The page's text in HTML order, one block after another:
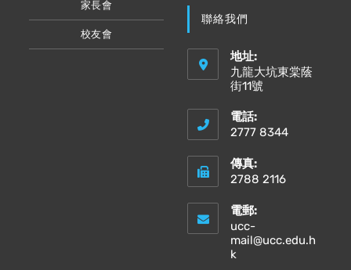
家長會
校友會
聯絡我們
地址:
九龍大坑東棠蔭
街11號
電話:
2777 8344
傳真:
2788 2116
電郵:
ucc-
mail@ucc.edu.h
k